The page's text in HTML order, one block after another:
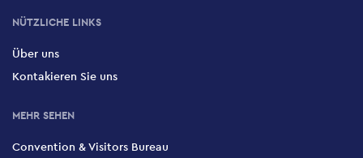
NÜTZLICHE LINKS
Über uns
Kontakieren Sie uns
MEHR SEHEN
Convention & Visitors Bureau